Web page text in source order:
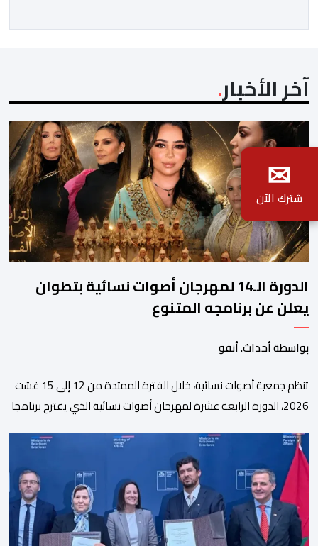
المغربية وجمهورية كوت ديفوار، بحكم […]
آخر الأخبار
الدورة الـ14 لمهرجان أصوات نسائية بتطوان
يعلن عن برنامجه المتنوع
بواسطة أحداث. أنفو
تنظم جمعية أصوات نسائية، خلال الفترة الممتدة من 12 إلى 15 غشت
2026، الدورة الرابعة عشرة لمهرجان أصوات نسائية الذي يقترح برنامجا
الاجتماعية والتضامنية والإنسانية. ووفق بلاغ للمنظمين، تقترح هذه
الدورة، التي تنظم تحت الرعاية السامية لصاحب الجلالة الملك محمد
السادس، تحت شعار “سيدات البحر الأبيض المتوسط، […]
✉
شترك الآن